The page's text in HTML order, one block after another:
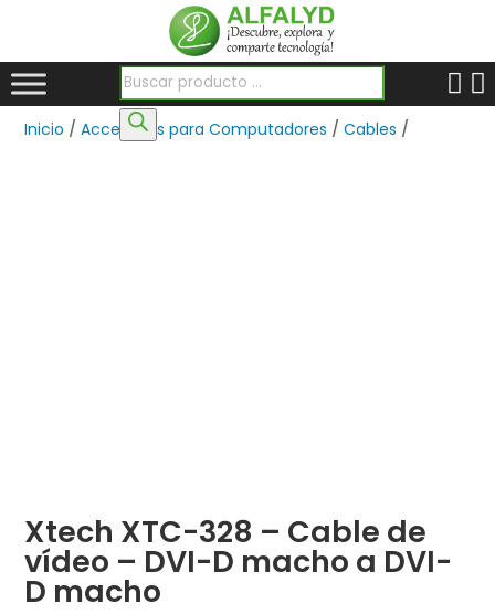
Búsqueda de productos
Inicio /Accesorios para Computadores /Cables /
Xtech XTC-328 – Cable de
vídeo – DVI-D macho a DVI-
D macho